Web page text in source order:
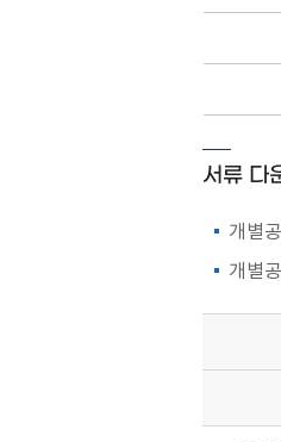
서류 다
개별
개별